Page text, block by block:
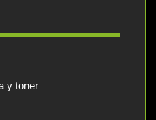
y toner